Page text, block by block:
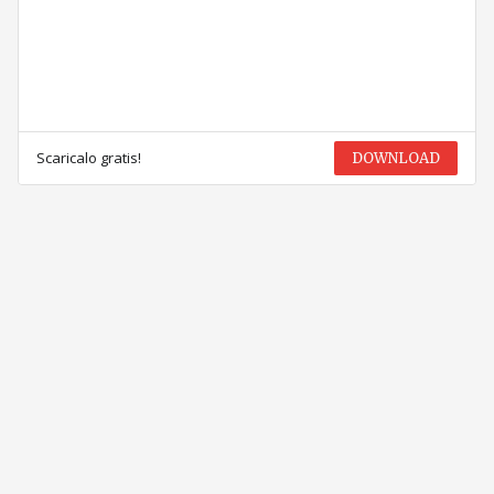
Scaricalo gratis! DOWNLOAD